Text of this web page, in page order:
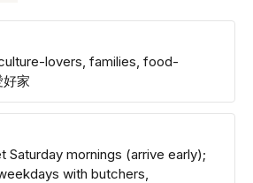
lovers, families, food-
家
Saturday mornings (arrive early);
with butchers,